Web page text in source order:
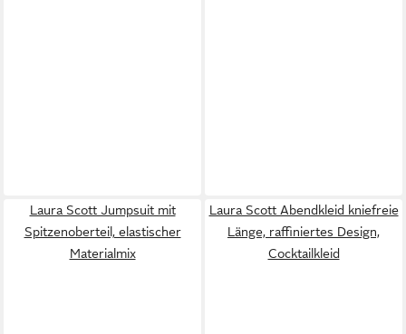
Laura Scott Jumpsuit mit
Spitzenoberteil, elastischer
Materialmix
Laura Scott Abendkleid kniefreie
Länge, raffiniertes Design,
Cocktailkleid